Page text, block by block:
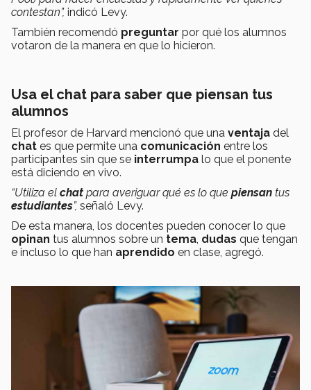
contestan”, indicó Levy.
También recomendó preguntar por qué los alumnos
votaron de la manera en que lo hicieron.
Usa el chat para saber que piensan tus
alumnos
El profesor de Harvard mencionó que una ventaja del
chat es que permite una comunicación entre los
participantes sin que se interrumpa lo que el ponente
está diciendo en vivo.
“Utiliza el chat para averiguar qué es lo que piensan tus
estudiantes”, señaló Levy.
De esta manera, los docentes pueden conocer lo que
opinan tus alumnos sobre un tema, dudas que tengan
e incluso lo que han aprendido en clase, agregó.